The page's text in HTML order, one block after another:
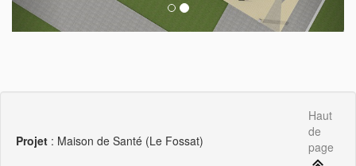
Projet : Maison de Santé (Le Fossat)
Haut
de
page